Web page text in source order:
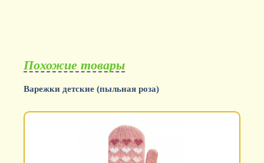
Похожие товары
Варежки детские (пыльная роза)